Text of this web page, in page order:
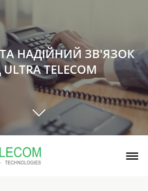
НАДІЙНИЙ ЗВ'ЯЗОК
TELECOM